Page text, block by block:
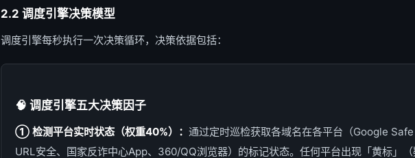
2.2 调度引擎决策模型
调度引擎每秒执行一次决策循环，决策依据包括：
🧠 调度引擎五大决策因子
① 检测平台实时状态（权重40%）： 通过定时巡检获取各域名在各平台（Google
URL安全、国家反诈中心App、360/QQ浏览器）的标记状态。任何平台出现「黄标」